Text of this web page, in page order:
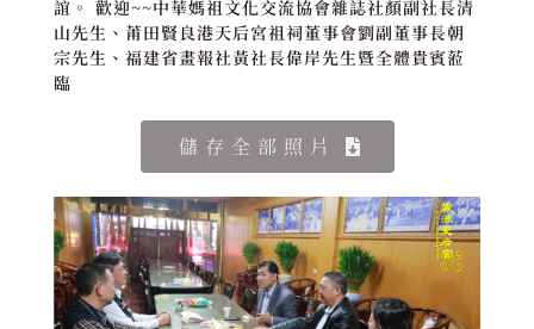
誼。 歡迎~~中華媽祖文化交流協會雜誌社顏副社長清
山先生、莆田賢良港天后宮祖祠董事會劉副董事長朝
宗先生、福建省畫報社黃社長偉岸先生暨全體貴賓蒞
臨
儲存全部照片